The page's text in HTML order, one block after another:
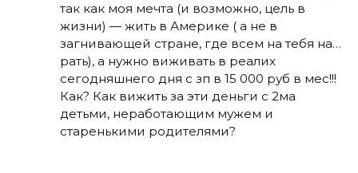
так как моя мечта (и возможно, цель в
жизни) — жить в Америке ( а не в
загнивающей стране, где всем на тебя на…
рать), а нужно виживать в реалих
сегодняшнего дня с зп в 15 000 руб в мес!!!
Как? Как вижить за эти деньги с 2ма
детьми, неработающим мужем и
старенькими родителями?